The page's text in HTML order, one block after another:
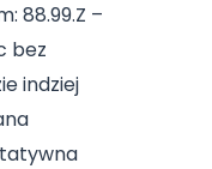
88.99.Z –
bez
indziej